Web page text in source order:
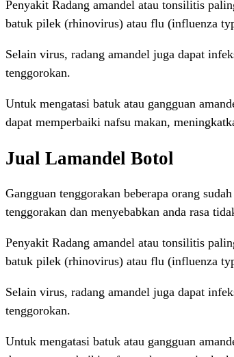
Penyakit Radang amandel atau tonsilitis
batuk pilek (rhinovirus) atau flu (influenza
Selain virus, radang amandel juga dapat
tenggorokan.
Untuk mengatasi batuk atau gangguan
dapat memperbaiki nafsu makan,
Jual Lamandel Botol
Gangguan tenggorakan beberapa orang
tenggorakan dan menyebabkan anda rasa
Penyakit Radang amandel atau tonsilitis
batuk pilek (rhinovirus) atau flu (influenza
Selain virus, radang amandel juga dapat
tenggorokan.
Untuk mengatasi batuk atau gangguan